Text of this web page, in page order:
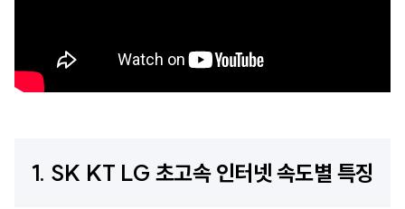
1. SK KT LG 초고속 인터넷 속도별 특징